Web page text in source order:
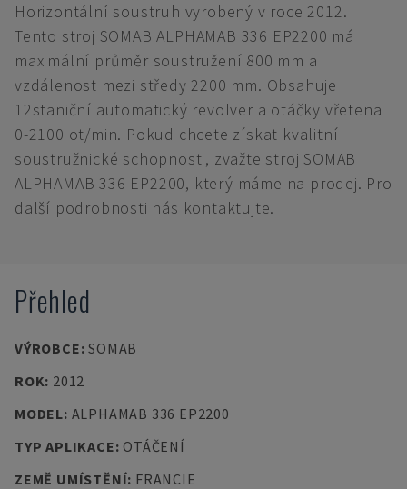
Horizontální soustruh vyrobený v roce 2012.
Tento stroj SOMAB ALPHAMAB 336 EP2200 má
maximální průměr soustružení 800 mm a
vzdálenost mezi středy 2200 mm. Obsahuje
12staniční automatický revolver a otáčky vřetena
0-2100 ot/min. Pokud chcete získat kvalitní
soustružnické schopnosti, zvažte stroj SOMAB
ALPHAMAB 336 EP2200, který máme na prodej. Pro
další podrobnosti nás kontaktujte.
Přehled
VÝROBCE:SOMAB
ROK: 2012
MODEL: ALPHAMAB 336 EP2200
TYP APLIKACE: OTÁČENÍ
ZEMĚ UMÍSTĚNÍ: FRANCIE